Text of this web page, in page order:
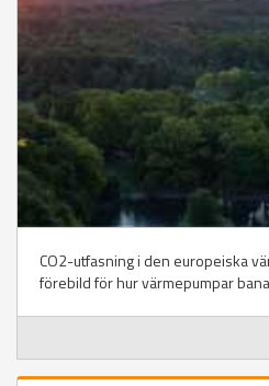
CO2-utfasning i den europeiska
förebild för hur värmepumpar